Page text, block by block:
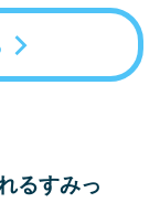
るすみっ